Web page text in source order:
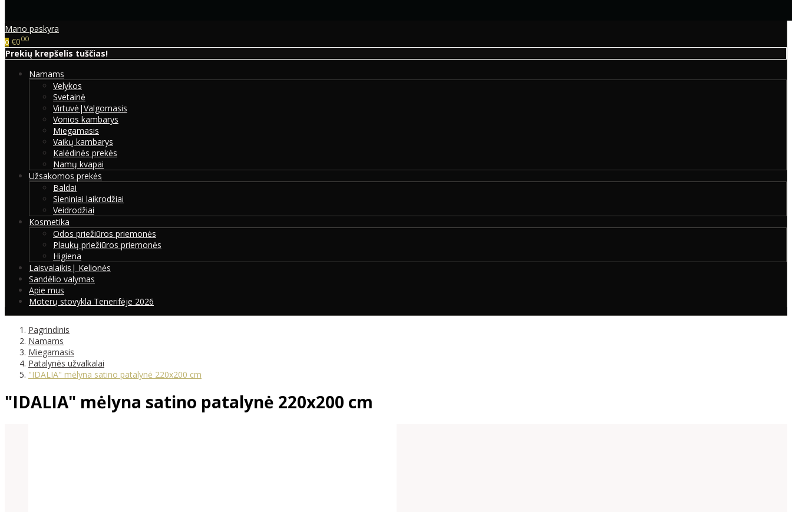
Mano paskyra
0 €000
Prekių krepšelis tuščias!
Namams
Velykos
Svetainė
Virtuvė|Valgomasis
Vonios kambarys
Miegamasis
Vaikų kambarys
Kalėdinės prekės
Namų kvapai
Užsakomos prekės
Baldai
Sieniniai laikrodžiai
Veidrodžiai
Kosmetika
Odos priežiūros priemonės
Plaukų priežiūros priemonės
Higiena
Laisvalaikis| Kelionės
Sandėlio valymas
Apie mus
Moterų stovykla Tenerifėje 2026
Pagrindinis
Namams
Miegamasis
Patalynės užvalkalai
"IDALIA" mėlyna satino patalynė 220x200 cm
"IDALIA" mėlyna satino patalynė 220x200 cm